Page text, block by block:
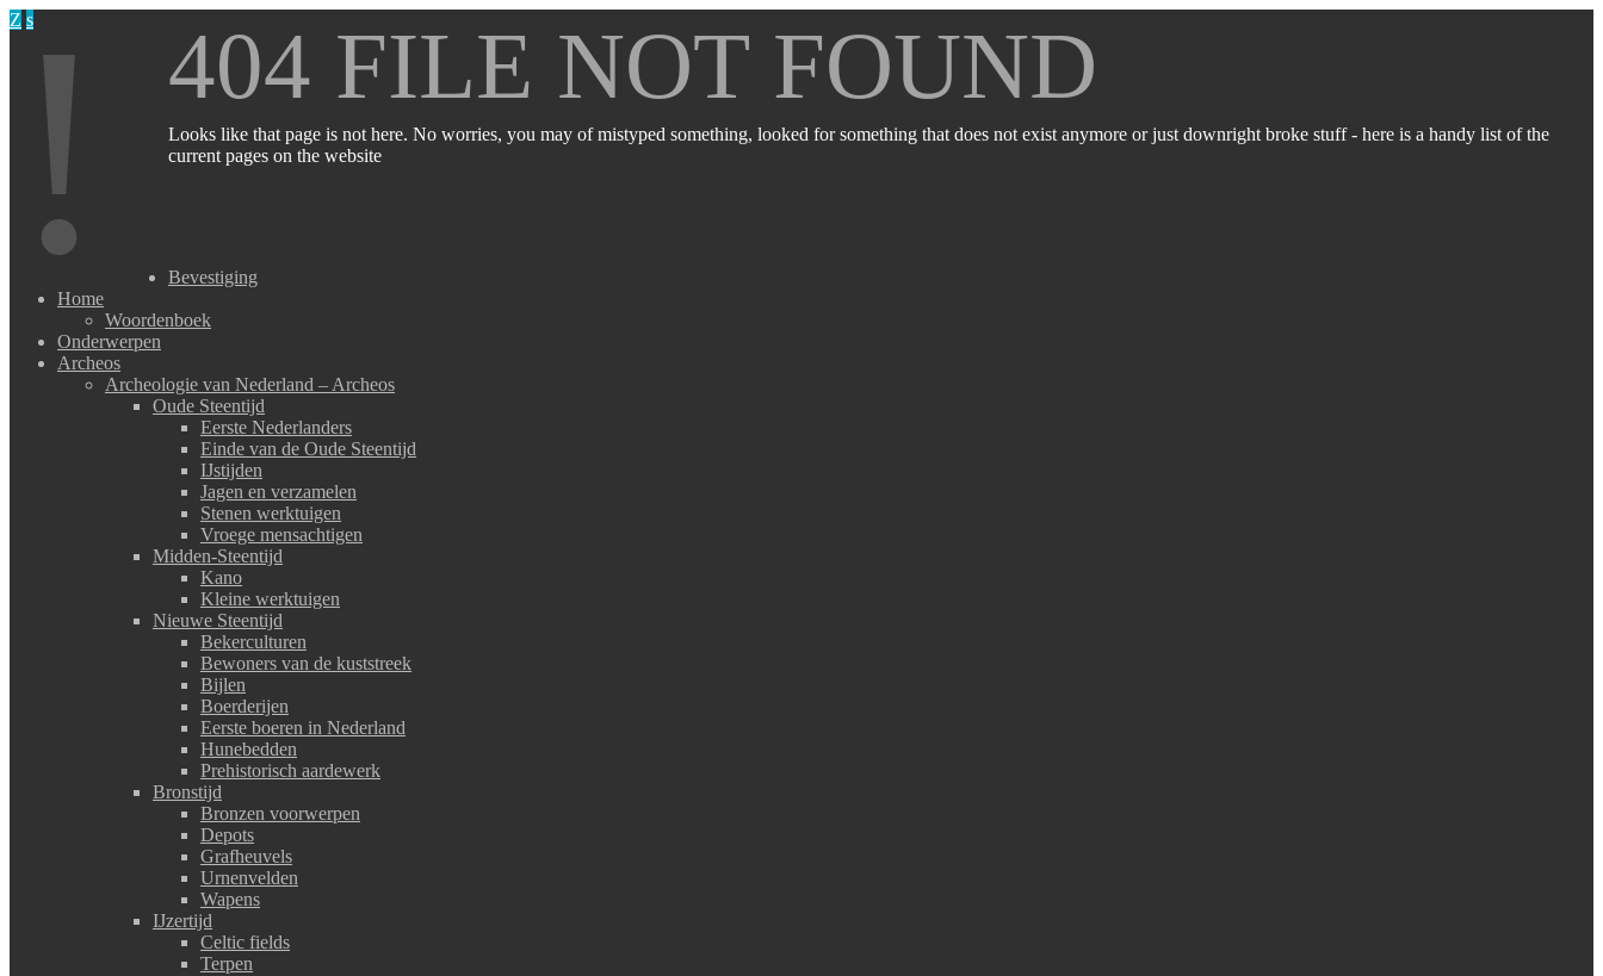
Z s ! 404 FILE NOT FOUND
Looks like that page is not here. No worries, you may of mistyped something, looked for something that does not exist anymore or just downright broke stuff - here is a handy list of the
current pages on the website
Bevestiging
Home
Woordenboek
Onderwerpen
Archeos
Archeologie van Nederland – Archeos
Oude Steentijd
Eerste Nederlanders
Einde van de Oude Steentijd
IJstijden
Jagen en verzamelen
Stenen werktuigen
Vroege mensachtigen
Midden-Steentijd
Kano
Kleine werktuigen
Nieuwe Steentijd
Bekerculturen
Bewoners van de kuststreek
Bijlen
Boerderijen
Eerste boeren in Nederland
Hunebedden
Prehistorisch aardewerk
Bronstijd
Bronzen voorwerpen
Depots
Grafheuvels
Urnenvelden
Wapens
IJzertijd
Celtic fields
Terpen